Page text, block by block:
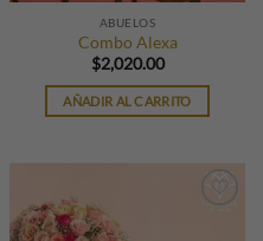
ABUELOS
Combo Alexa
$2,020.00
AÑADIR AL CARRITO